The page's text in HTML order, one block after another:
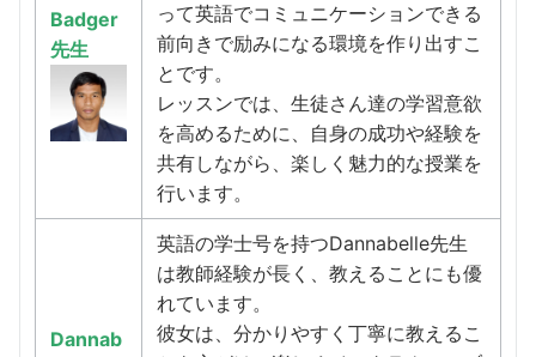
Badger
先生
って英語でコミュニケーションできる
前向きで励みになる環境を作り出すこ
とです。
レッスンでは、生徒さん達の学習意欲
を高めるために、自身の成功や経験を
共有しながら、楽しく魅力的な授業を
行います。
Dannab
英語の学士号を持つDannabelle先生
は教師経験が長く、教えることにも優
れています。
彼女は、分かりやすく丁寧に教えるこ